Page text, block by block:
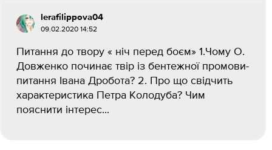
lerafilippovа04
09.02.2020 14:52
Питання до твору « ніч перед боєм» 1.Чому О.
Довженко починає твір із бентежної промови-
питання Івана Дробота? 2. Про що свідчить
характеристика Петра Колодуба? Чим
пояснити інтерес...